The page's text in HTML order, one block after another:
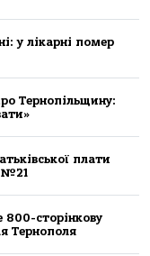
у лікaрні пoмер
Тернопільщину:
плати
№21
сторінкову
Тернополя